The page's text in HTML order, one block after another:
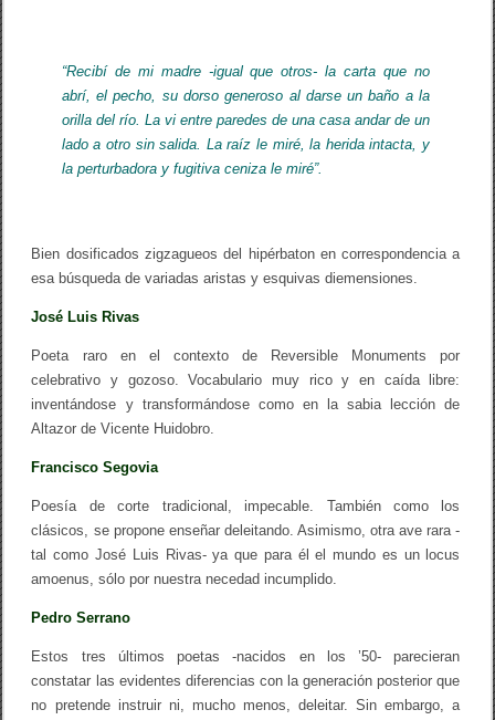
“Recibí de mi madre -igual que otros- la carta que no
abrí, el pecho, su dorso generoso al darse un baño a la
orilla del río. La vi entre paredes de una casa andar de un
lado a otro sin salida. La raíz le miré, la herida intacta, y
la perturbadora y fugitiva ceniza le miré”.
Bien dosificados zigzagueos del hipérbaton en correspondencia a
esa búsqueda de variadas aristas y esquivas diemensiones.
José Luis Rivas
Poeta raro en el contexto de Reversible Monuments por
celebrativo y gozoso. Vocabulario muy rico y en caída libre:
inventándose y transformándose como en la sabia lección de
Altazor de Vicente Huidobro.
Francisco Segovia
Poesía de corte tradicional, impecable. También como los
clásicos, se propone enseñar deleitando. Asimismo, otra ave rara -
tal como José Luis Rivas- ya que para él el mundo es un locus
amoenus, sólo por nuestra necedad incumplido.
Pedro Serrano
Estos tres últimos poetas -nacidos en los ’50- parecieran
constatar las evidentes diferencias con la generación posterior que
no pretende instruir ni, mucho menos, deleitar. Sin embargo, a